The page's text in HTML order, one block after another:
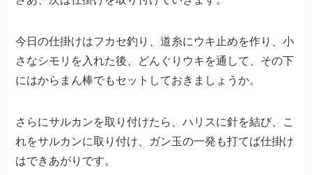
今日の仕掛けはフカセ釣り、道糸にウキ止めを作り、小
さなシモリを入れた後、どんぐりウキを通して、その下
にはからまん棒でもセットしておきましょうか。
さらにサルカンを取り付けたら、ハリスに針を結び、こ
れをサルカンに取り付け、ガン玉の一発も打てば仕掛け
はできあがりです。